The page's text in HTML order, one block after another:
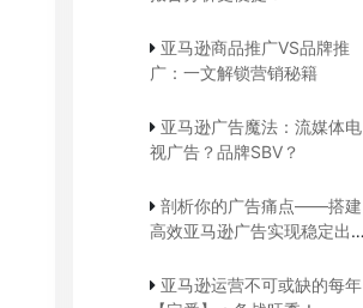
亚马逊商品推广VS品牌推
广：一文解锁营销秘籍
亚马逊广告魔法：流媒体电
视广告？品牌SBV？
剖析你的广告痛点——搭建
高效亚马逊广告实现稳定出
亚马逊运营不可或缺的每年